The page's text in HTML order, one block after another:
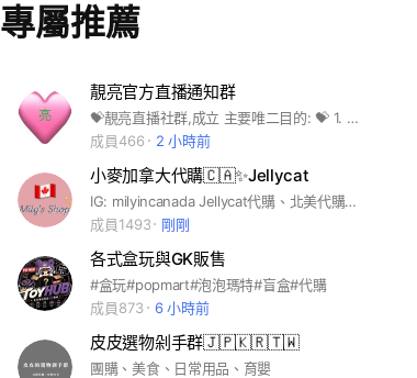
專屬推薦
靚亮官方直播通知群
💝靚亮直播社群,成立 主要唯二目的: 💝 1. 🌼定期及不定期,傳送 直播間相關活動及產品訊息🌼 2. 🌼可以良性 ”正能量” 互動分享🌼
成員466
2 小時前
小麥加拿大代購🇨🇦✨Jellycat
IG: milyincanada Jellycat代購、北美代購、歐洲代購
成員1493
剛剛
各式盒玩與GK販售
#盒玩#popmart#泡泡瑪特#盲盒#代購
成員873
6 小時前
皮皮選物剁手群🇯🇵🇰🇷🇹🇼
團購、美食、日常用品、育嬰